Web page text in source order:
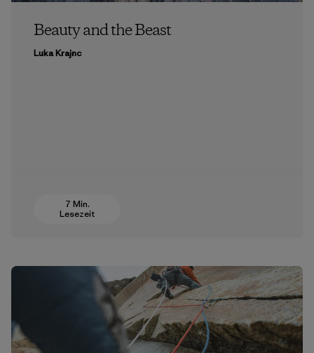
Beauty and the Beast
Luka Krajnc
7 Min.
Lesezeit